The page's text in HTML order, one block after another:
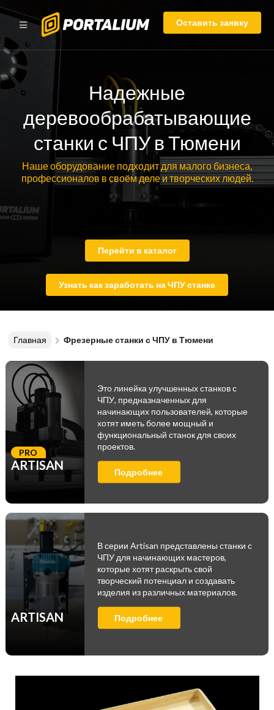
Оставить заявку
Надежные
деревообрабатывающие
станки с ЧПУ в Тюмени
Наше оборудование подходит для малого бизнеса,
профессионалов в своём деле и творческих людей.
Перейти в каталог
Узнать как заработать на ЧПУ станке
Главная Фрезерные станки с ЧПУ в Тюмени
ARTISAN
PRO
Это линейка улучшенных станков с
ЧПУ, предназначенных для
начинающих пользователей, которые
хотят иметь более мощный и
функциональный станок для своих
проектов.
Подробнее
ARTISAN
В серии Artisan представлены станки с
ЧПУ для начинающих мастеров,
которые хотят раскрыть свой
творческий потенциал и создавать
изделия из различных материалов.
Подробнее